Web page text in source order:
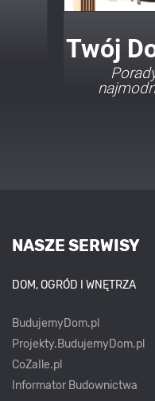
Twój
NASZE SERWISY
DOM, OGRÓD I WNĘTRZA
BudujemyDom.pl
Projekty.BudujemyDom.pl
CoZaIle.pl
Informator Budownictwa